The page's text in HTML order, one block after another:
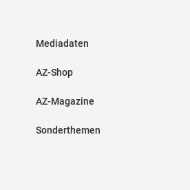
Mediadaten
AZ-Shop
AZ-Magazine
Sonderthemen